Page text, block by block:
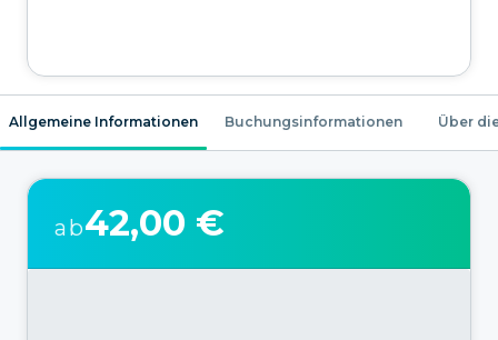
Allgemeine Informationen Buchungsinformationen Über
ab42,00 €